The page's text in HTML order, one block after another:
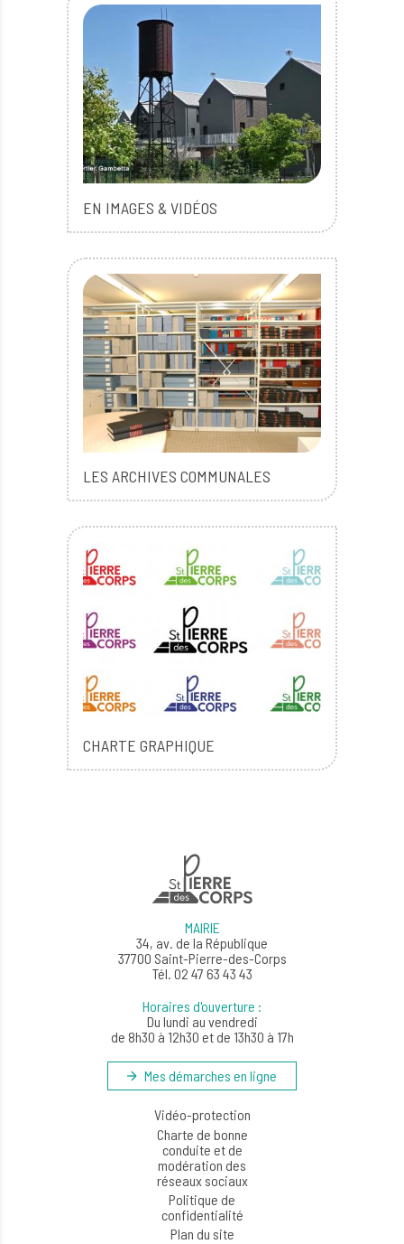
EN IMAGES & VIDÉOS
LES ARCHIVES COMMUNALES
CHARTE GRAPHIQUE
MAIRIE
34, av. de la République
37700 Saint-Pierre-des-Corps
Tél. 02 47 63 43 43
Horaires d'ouverture :
Du lundi au vendredi
de 8h30 à 12h30 et de 13h30 à 17h
Mes démarches en ligne
Vidéo-protection
Charte de bonne
conduite et de
modération des
réseaux sociaux
Politique de
confidentialité
Plan du site